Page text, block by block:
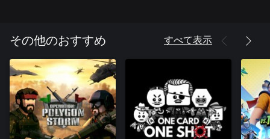
その他のおすすめ すべて表示